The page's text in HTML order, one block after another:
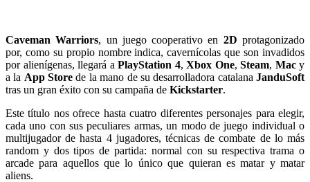
Caveman Warriors, un juego cooperativo en 2D protagonizado
por, como su propio nombre indica, cavernícolas que son invadidos
por alienígenas, llegará a PlayStation 4, Xbox One, Steam, Macy
a la App Store de la mano de su desarrolladora catalanaJanduSoft
tras un gran éxito con su campaña de Kickstarter.
Este título nos ofrece hasta cuatro diferentes personajes para elegir,
cada uno con sus peculiares armas, un modo de juego individual o
multijugador de hasta 4 jugadores, técnicas de combate de lo más
random y dos tipos de partida: normal con su respectiva trama o
arcade para aquellos que lo único que quieran es matar y matar
aliens.